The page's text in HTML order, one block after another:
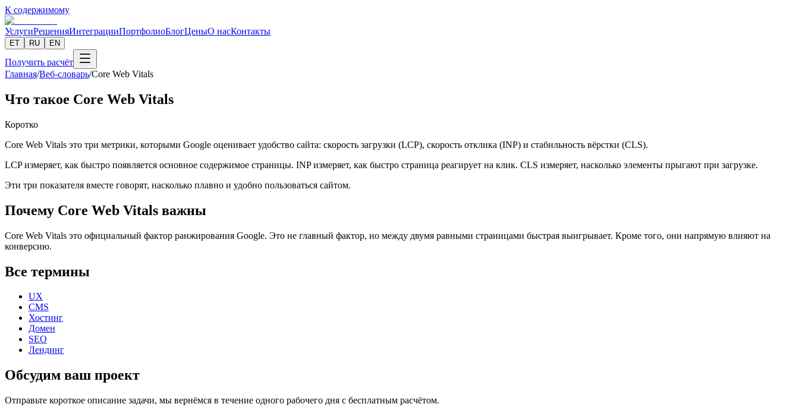
К содержимому
УслугиРешенияИнтеграцииПортфолиоБлогЦеныО насКонтакты
ET RU EN
Получить расчёт
Главная/Веб-словарь/Core Web Vitals
Что такое Core Web Vitals
Коротко
Core Web Vitals это три метрики, которыми Google оценивает удобство сайта: скорость загрузки (LCP), скорость отклика (INP) и стабильность вёрстки (CLS).
LCP измеряет, как быстро появляется основное содержимое страницы. INP измеряет, как быстро страница реагирует на клик. CLS измеряет, насколько элементы прыгают при загрузке.
Эти три показателя вместе говорят, насколько плавно и удобно пользоваться сайтом.
Почему Core Web Vitals важны
Core Web Vitals это официальный фактор ранжирования Google. Это не главный фактор, но между двумя равными страницами быстрая выигрывает. Кроме того, они напрямую влияют на
конверсию.
Все термины
UX
CMS
Хостинг
Домен
SEO
Лендинг
Обсудим ваш проект
Отправьте короткое описание задачи, мы вернёмся в течение одного рабочего дня с бесплатным расчётом.